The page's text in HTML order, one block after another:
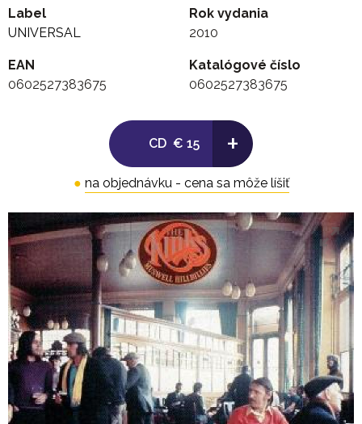
11. Uncel Son
12. Muswell Hillbilly
Label
UNIVERSAL
Rok vydania
2010
EAN
0602527383675
Katalógové číslo
0602527383675
CD € 15 +
● na objednávku - cena sa môže líšiť